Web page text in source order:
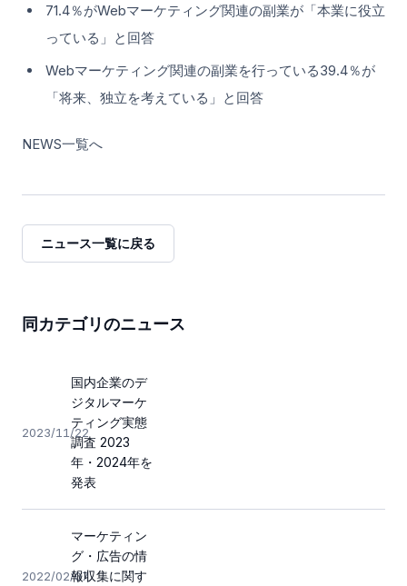
71.4％がWebマーケティング関連の副業が「本業に役立
っている」と回答
Webマーケティング関連の副業を行っている39.4％が
「将来、独立を考えている」と回答
NEWS一覧へ
ニュース一覧に戻る
同カテゴリのニュース
2023/11/22
国内企業のデ
ジタルマーケ
ティング実態
調査 2023
年・2024年を
発表
2022/02/07
マーケティン
グ・広告の情
報収集に関す